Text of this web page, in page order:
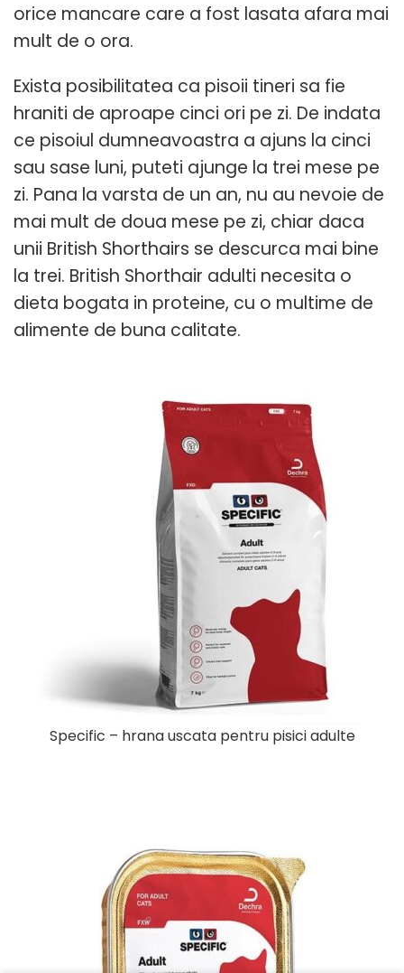
orice mancare care a fost lasata afara mai
mult de o ora.
Exista posibilitatea ca pisoii tineri sa fie
hraniti de aproape cinci ori pe zi. De indata
ce pisoiul dumneavoastra a ajuns la cinci
sau sase luni, puteti ajunge la trei mese pe
zi. Pana la varsta de un an, nu au nevoie de
mai mult de doua mese pe zi, chiar daca
unii British Shorthairs se descurca mai bine
la trei. British Shorthair adulti necesita o
dieta bogata in proteine, cu o multime de
alimente de buna calitate.
Specific – hrana uscata pentru pisici adulte